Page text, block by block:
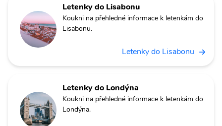
Letenky do Lisabonu
Koukni na přehledné informace k letenkám do
Lisabonu.
Letenky do Lisabonu
Letenky do Londýna
Koukni na přehledné informace k letenkám do
Londýna.